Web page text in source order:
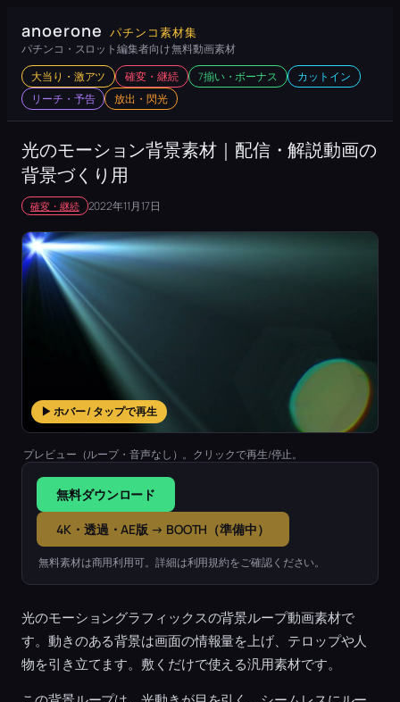
容
ス
キ
プ
anoerone パチンコ素材集
パチンコ・スロット編集者向け 無料動画素材
大当り・激アツ 確変・継続 7揃い・ボーナス
カットイン
リーチ・予告
放出・閃光
光のモーション背景素材｜配信・解説動画の
背景づくり用
確変・継続 2022年11月17日
▶ ホバー / タップで再生
プレビュー（ループ・音声なし）。クリックで再生/停止。
無料ダウンロード
4K・透過・AE版 → BOOTH（準備中）
無料素材は商用利用可。詳細は利用規約をご確認ください。
光のモーショングラフィックスの背景ループ動画素材で
す。動きのある背景は画面の情報量を上げ、テロップや人
物を引き立てます。敷くだけで使える汎用素材です。